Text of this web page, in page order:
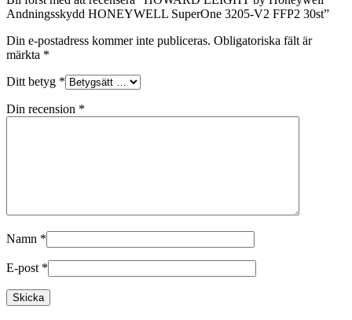
Andningsskydd HONEYWELL SuperOne 3205-V2 FFP2 30st”
Din e-postadress kommer inte publiceras. Obligatoriska fält är
märkta *
Ditt betyg *
Din recension *
Namn *
E-post *